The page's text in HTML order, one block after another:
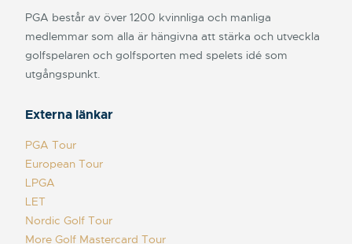
PGA består av över 1200 kvinnliga och manliga
medlemmar som alla är hängivna att stärka och utveckla
golfspelaren och golfsporten med spelets idé som
utgångspunkt.
Externa länkar
PGA Tour
European Tour
LPGA
LET
Nordic Golf Tour
More Golf Mastercard Tour